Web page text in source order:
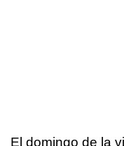
El domingo de la